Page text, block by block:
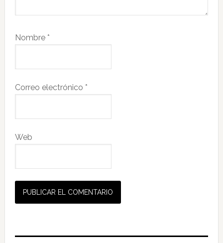
Nombre *
Correo electrónico *
Web
Barra